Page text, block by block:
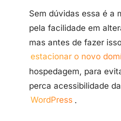
Sem dúvidas essa é a
pela facilidade em
mas antes de fazer
estacionar o novo
hospedagem, para
perca acessibilidade
WordPress .